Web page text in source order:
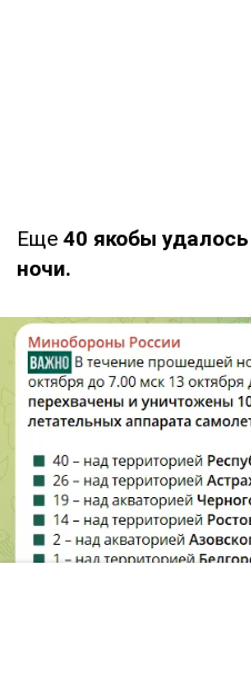
Еще 40 якобы удалось
ночи.